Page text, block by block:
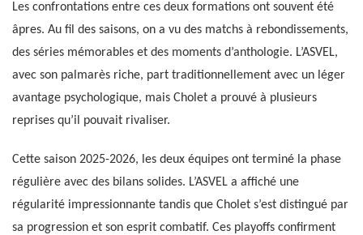
Les confrontations entre ces deux formations ont souvent été
âpres. Au fil des saisons, on a vu des matchs à rebondissements,
des séries mémorables et des moments d’anthologie. L’ASVEL,
avec son palmarès riche, part traditionnellement avec un léger
avantage psychologique, mais Cholet a prouvé à plusieurs
reprises qu’il pouvait rivaliser.
Cette saison 2025-2026, les deux équipes ont terminé la phase
régulière avec des bilans solides. L’ASVEL a affiché une
régularité impressionnante tandis que Cholet s’est distingué par
sa progression et son esprit combatif. Ces playoffs confirment